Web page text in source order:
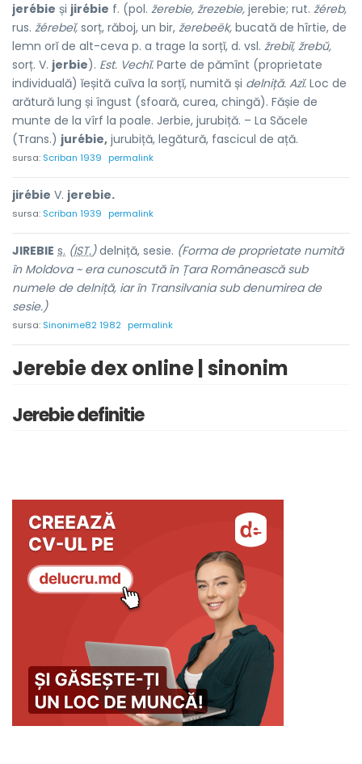
jerébie și jirébie f. (pol. žerebie, žrezebie, jerebie; rut. žéreb,
rus. žérebeĭ, sorț, răboj, un bir, žerebeëk, bucată de hîrtie, de
lemn orĭ de alt-ceva p. a trage la sorțĭ, d. vsl. žrebiĭ, žrebŭ,
sorț. V. jerbie). Est. Vechĭ. Parte de pămînt (proprietate
individuală) ĭeșită cuĭva la sorțĭ, numită și delniță. Azĭ. Loc de
arătură lung și îngust (sfoară, curea, chingă). Fășie de
munte de la vîrf la poale. Jerbie, jurubiță. – La Săcele
(Trans.) jurébie, jurubiță, legătură, fascicul de ață.
sursa: Scriban 1939 permalink
jirébie V. jerebie.
sursa: Scriban 1939 permalink
JIREBIE s. (IST.)delniță, sesie. (Forma de proprietate numită
în Moldova ~ era cunoscută în Țara Românească sub
numele de delniță, iar în Transilvania sub denumirea de
sesie.)
sursa: Sinonime82 1982 permalink
Jerebie dex online | sinonim
Jerebie definitie